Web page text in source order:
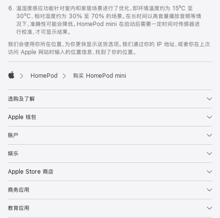
温湿度感应功能针对室内和家居场景进行了优化，即环境温度约为 15ºC 至
30ºC、相对湿度约为 30% 至 70% 的场景。在长时间以高音量播放音频等情
况下，准确性可能会降低。HomePod mini 在启动后需要一定时间对传感器进
行校准，才可显示结果。
我们会使用你所在位置，为你更快显示送货选项。我们通过你的 IP 地址，或者你在上次
访问 Apple 网站时输入的位置信息，找到了你的位置。
HomePod 购买 HomePod mini
选购及了解
Apple 钱包
账户
娱乐
Apple Store 商店
商务应用
教育应用